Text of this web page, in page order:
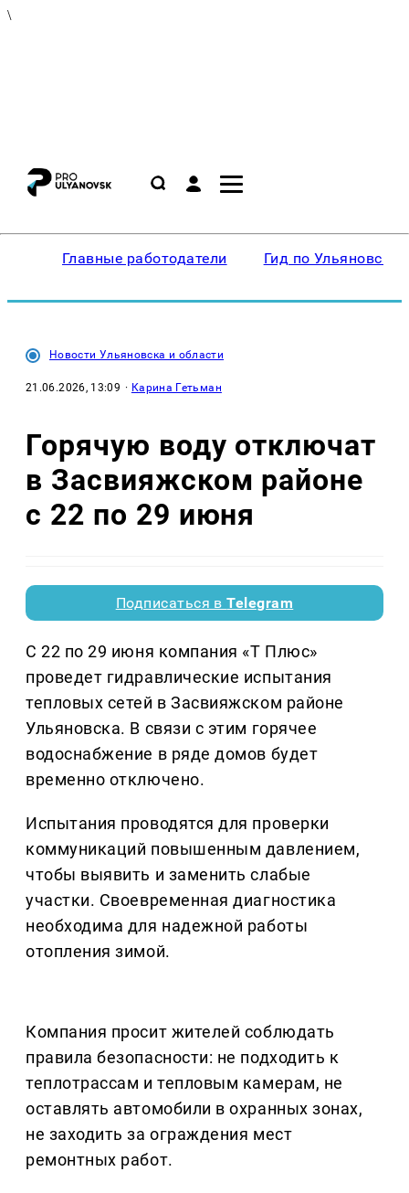
\
Главные работодатели Гид по Ульяновску
Новости Ульяновска и области
21.06.2026, 13:09 · Карина Гетьман
Горячую воду отключат
в Засвияжском районе
с 22 по 29 июня
Подписаться вTelegram
С 22 по 29 июня компания «Т Плюс»
проведет гидравлические испытания
тепловых сетей в Засвияжском районе
Ульяновска. В связи с этим горячее
водоснабжение в ряде домов будет
временно отключено.
Испытания проводятся для проверки
коммуникаций повышенным давлением,
чтобы выявить и заменить слабые
участки. Своевременная диагностика
необходима для надежной работы
отопления зимой.
Компания просит жителей соблюдать
правила безопасности: не подходить к
теплотрассам и тепловым камерам, не
оставлять автомобили в охранных зонах,
не заходить за ограждения мест
ремонтных работ.